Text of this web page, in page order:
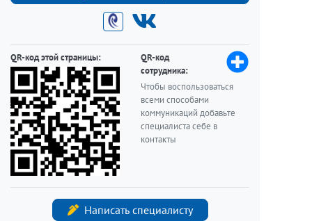
QR-код этой страницы:
QR-код
сотрудника:
Чтобы воспользоваться
всеми способами
коммуникаций добавьте
специалиста себе в
контакты
Написать специалисту